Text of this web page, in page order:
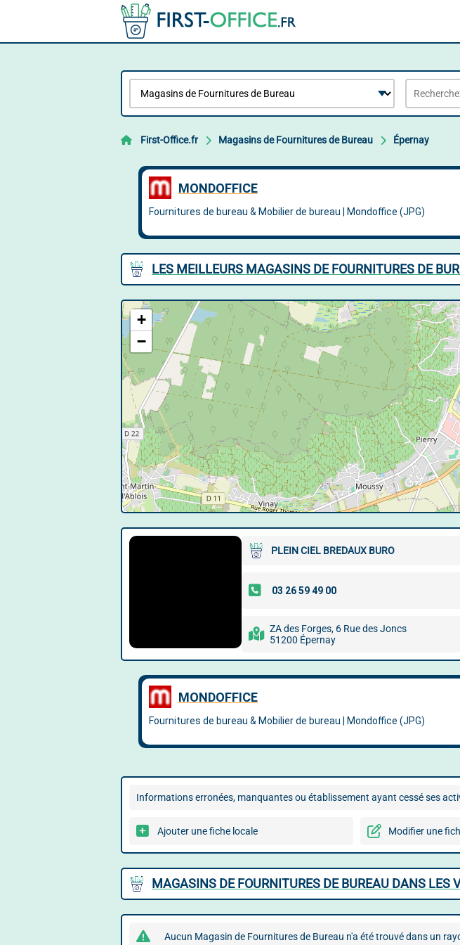
First-Office.fr Magasins de Fournitures de Bureau Épernay
LES MEILLEURS MAGASINS DE FOURNITURES DE
+
−
PLEIN CIEL BREDAUX BURO
ZA des Forges, 6 Rue des Joncs
51200 Épernay
Informations erronées, manquantes ou établissement ayant cessé ses
Ajouter une fiche locale Modifier une
MAGASINS DE FOURNITURES DE BUREAU DANS LES
Aucun Magasin de Fournitures de Bureau n'a été trouvé dans un